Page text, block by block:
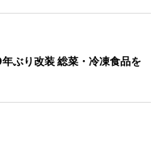
ぶり改装 総菜・冷凍食品を